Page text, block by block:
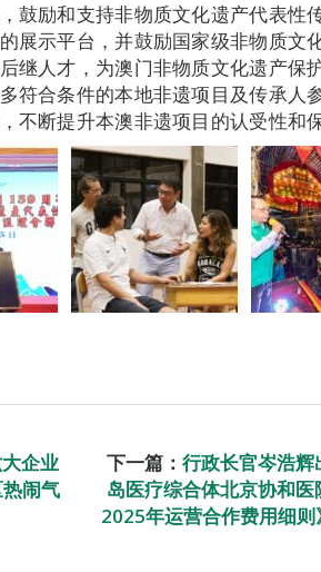
鼓励和支持非物质文化遗产代表性
展示平台，并鼓励国家级非物质文
继人才，为澳门非物质文化遗产保
符合条件的本地非遗项目及传承人
不断提升本澳非遗项目的认受性和保
企业
闹气
下一篇： 行政长官岑浩
岛医疗综合体北京协和
2025年运营合作费用细则